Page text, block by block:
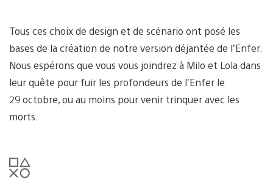
Tous ces choix de design et de scénario ont posé les
bases de la création de notre version déjantée de l’Enfer.
Nous espérons que vous vous joindrez à Milo et Lola dans
leur quête pour fuir les profondeurs de l’Enfer le
29 octobre, ou au moins pour venir trinquer avec les
morts.